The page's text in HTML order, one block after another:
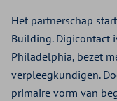
Het partnerschap
Building. Digicontact
Philadelphia, bezet
verpleegkundigen.
primaire vorm van